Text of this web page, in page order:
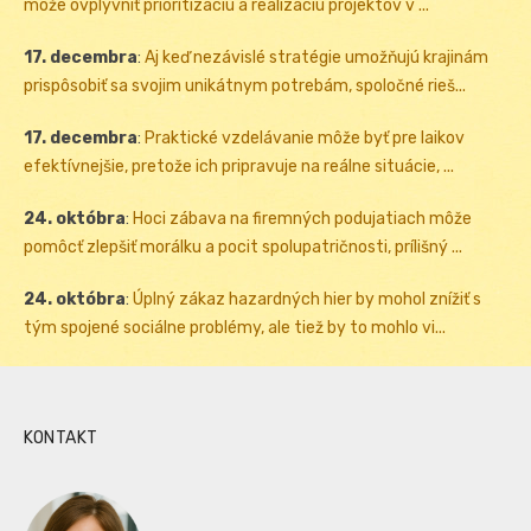
môže ovplyvniť prioritizáciu a realizáciu projektov v ...
17. decembra: Aj keď nezávislé stratégie umožňujú krajinám
prispôsobiť sa svojim unikátnym potrebám, spoločné rieš...
17. decembra: Praktické vzdelávanie môže byť pre laikov
efektívnejšie, pretože ich pripravuje na reálne situácie, ...
24. októbra: Hoci zábava na firemných podujatiach môže
pomôcť zlepšiť morálku a pocit spolupatričnosti, prílišný ...
24. októbra: Úplný zákaz hazardných hier by mohol znížiť s
tým spojené sociálne problémy, ale tiež by to mohlo vi...
KONTAKT